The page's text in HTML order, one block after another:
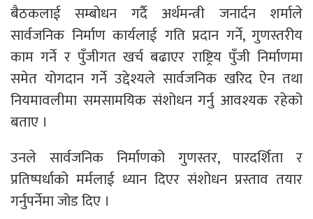
बैठकलाई सम्बोधन गर्दै अर्थमन्त्री जनार्दन शर्माले
सार्वजनिक निर्माण कार्यलाई गति प्रदान गर्ने, गुणस्तरीय
काम गर्ने र पुँजीगत खर्च बढाएर राष्ट्रिय पुँजी निर्माणमा
समेत योगदान गर्ने उद्देश्यले सार्वजनिक खरिद ऐन तथा
नियमावलीमा समसामयिक संशोधन गर्नु आवश्यक रहेको
बताए ।
उनले सार्वजनिक निर्माणको गुणस्तर, पारदर्शिता र
प्रतिष्पर्धाको मर्मलाई ध्यान दिएर संशोधन प्रस्ताव तयार
गर्नुपर्नेमा जोड दिए ।